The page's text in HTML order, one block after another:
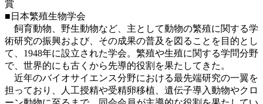
賞
■日本繁殖生物学会
飼育動物、野生動物など、主として動物の繁殖に関する学
術研究の振興および、その成果の普及を図ることを目的とし
て、1948年に設立された学会。繁殖や生殖に関する学問分野
で、世界的にも古くから先導的役割を果たしてきた。
近年のバイオサイエンス分野における最先端研究の一翼を
担っており、人工授精や受精卵移植、遺伝子導入動物やクロ